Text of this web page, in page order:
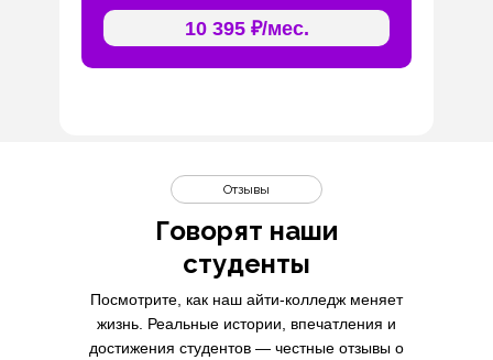
10 395 ₽/мес.
Говорят наши
студенты
Отзывы
Посмотрите, как наш айти-колледж меняет
жизнь. Реальные истории, впечатления и
достижения студентов — честные отзывы о